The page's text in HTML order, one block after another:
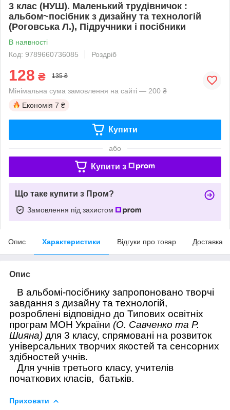
3 клас (НУШ). Маленький трудівничок :
альбом~посібник з дизайну та технологій
(Роговська Л.), Підручники і посібники
В наявності
Код: 9789660736085
Роздріб
128 ₴ 135 ₴
Мінімальна сума замовлення на сайті — 200 ₴
Економія 7 ₴
Купити
або
Купити з
Що таке купити з Пром?
Замовлення під захистом
Опис Характеристики Відгуки про товар Доставка
Опис
В альбомі-посібнику запропоновано творчі
завдання з дизайну та технологій,
розроблені відповідно до Типових освітніх
програм МОН України (О. Савченко та Р.
Шияна) для 3 класу, спрямовані на розвиток
універсальних творчих якостей та сенсорних
здібностей учнів.
Для учнів третього класу, учителів
початкових класів, батьків.
Приховати